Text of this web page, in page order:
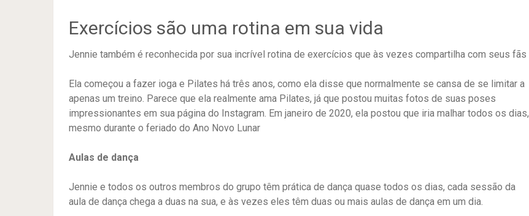
Exercícios são uma rotina em sua vida
Jennie também é reconhecida por sua incrível rotina de exercícios que às vezes compartilha com seus fãs
Ela começou a fazer ioga e Pilates há três anos, como ela disse que normalmente se cansa de se limitar a
apenas um treino. Parece que ela realmente ama Pilates, já que postou muitas fotos de suas poses
impressionantes em sua página do Instagram. Em janeiro de 2020, ela postou que iria malhar todos os dias,
mesmo durante o feriado do Ano Novo Lunar
Aulas de dança
Jennie e todos os outros membros do grupo têm prática de dança quase todos os dias, cada sessão da
aula de dança chega a duas na sua, e às vezes eles têm duas ou mais aulas de dança em um dia.